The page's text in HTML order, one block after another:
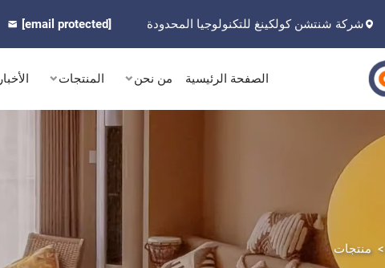
شركة شنتشن كولكينغ للتكنولوجيا المحدودة [email protected]
الصفحة الرئيسية من نحن المنتجات الأخبار
>منتجات